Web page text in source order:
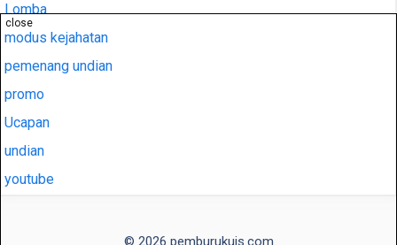
close
Lomba
modus kejahatan
pemenang undian
promo
Ucapan
undian
youtube
© 2026 pemburukuis.com